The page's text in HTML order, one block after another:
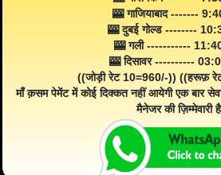
🎰 गाजियाबाद -------
🎰 दुबई गोल्ड --------
🎰 गली -----------
🎰 दिसावर ----------
((जोड़ी रेट 10=960/-)) ((हरूफ़
माँ क़सम पेमेंट में कोई दिक्कत नहीं आयेगी एक बार
मैनेजर की ज़िम्मेवारी है